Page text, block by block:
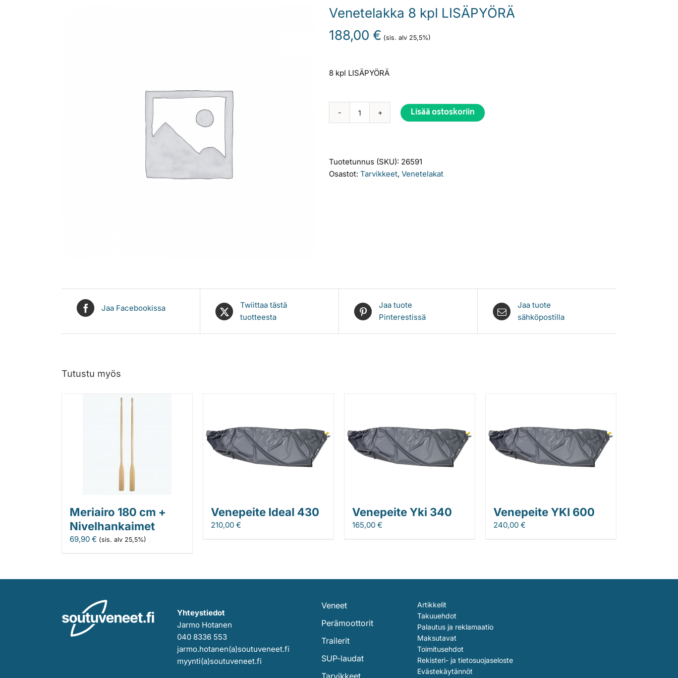
Venetelakka 8 kpl LISÄPYÖRÄ
188,00 € (sis. alv 25,5%)
8 kpl LISÄPYÖRÄ
Venetelakka
määrä
Lisää ostoskoriin
Alternative:
Tuotetunnus (SKU): 26591
Osastot: Tarvikkeet, Venetelakat
Jaa Facebookissa
Twiittaa tästä
tuotteesta
Jaa tuote
Pinterestissä
Jaa tuote
sähköpostilla
Tutustu myös
Meriairo 180 cm +
Nivelhankaimet
69,90 € (sis. alv 25,5%)
Venepeite Ideal 430
210,00 €
Venepeite Yki 340
165,00 €
Venepeite YKI 600
240,00 €
Yhteystiedot
Jarmo Hotanen
040 8336 553
jarmo.hotanen(a)soutuveneet.fi
myynti(a)soutuveneet.fi
Veneet
Perämoottorit
Trailerit
SUP-laudat
Tarvikkeet
Artikkelit
Takuuehdot
Palautus ja reklamaatio
Maksutavat
Toimitusehdot
Rekisteri- ja tietosuojaseloste
Evästekäytännöt